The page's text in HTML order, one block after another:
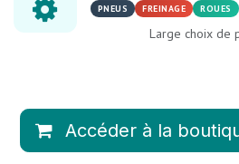
PNEUS FREINAGE ROUES
Large choix de
Accéder à la